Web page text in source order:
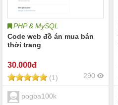
PHP & MySQL
Code web đồ án mua bán
thời trang
30.000đ
(1) 290
pogba100k